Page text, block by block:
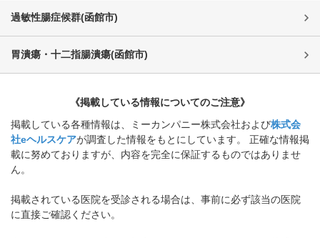
過敏性腸症候群(函館市)
胃潰瘍・十二指腸潰瘍(函館市)
《掲載している情報についてのご注意》
掲載している各種情報は、ミーカンパニー株式会社および株式会
社eヘルスケアが調査した情報をもとにしています。 正確な情報掲
載に努めておりますが、内容を完全に保証するものではありませ
ん。
掲載されている医院を受診される場合は、事前に必ず該当の医院
に直接ご確認ください。